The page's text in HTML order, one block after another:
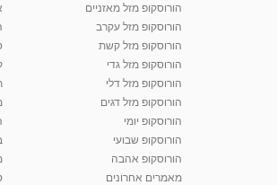
הורוסקופ מזל מאזניים
הורוסקופ מזל עקרב
הורוסקופ מזל קשת
הורוסקופ מזל גדי
הורוסקופ מזל דלי
הורוסקופ מזל דגים
הורוסקופ יומי
הורוסקופ שבועי
הורוסקופ אהבה
מאמרים אחרונים